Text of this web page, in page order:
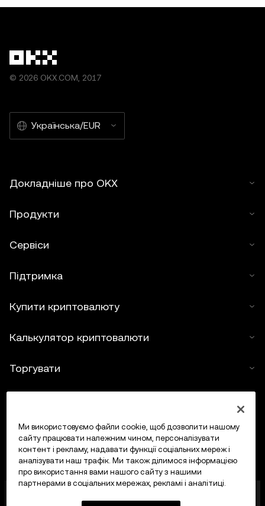
© 2026 OKX.COM, 2017
Українська/EUR
Докладніше про OKX
Продукти
Сервіси
Підтримка
Купити криптовалюту
Калькулятор криптовалюти
Торгувати
назвою OKX, тепер є криптоактивною торгівельною
Ми використовуємо файли cookie, щоб дозволити нашому
сайту працювати належним чином, персоналізувати
контент і рекламу, надавати функції соціальних мереж і
аналізувати наш трафік. Ми також ділимося інформацією
про використання вами нашого сайту з нашими
партнерами в соціальних мережах, рекламі і аналітиці.